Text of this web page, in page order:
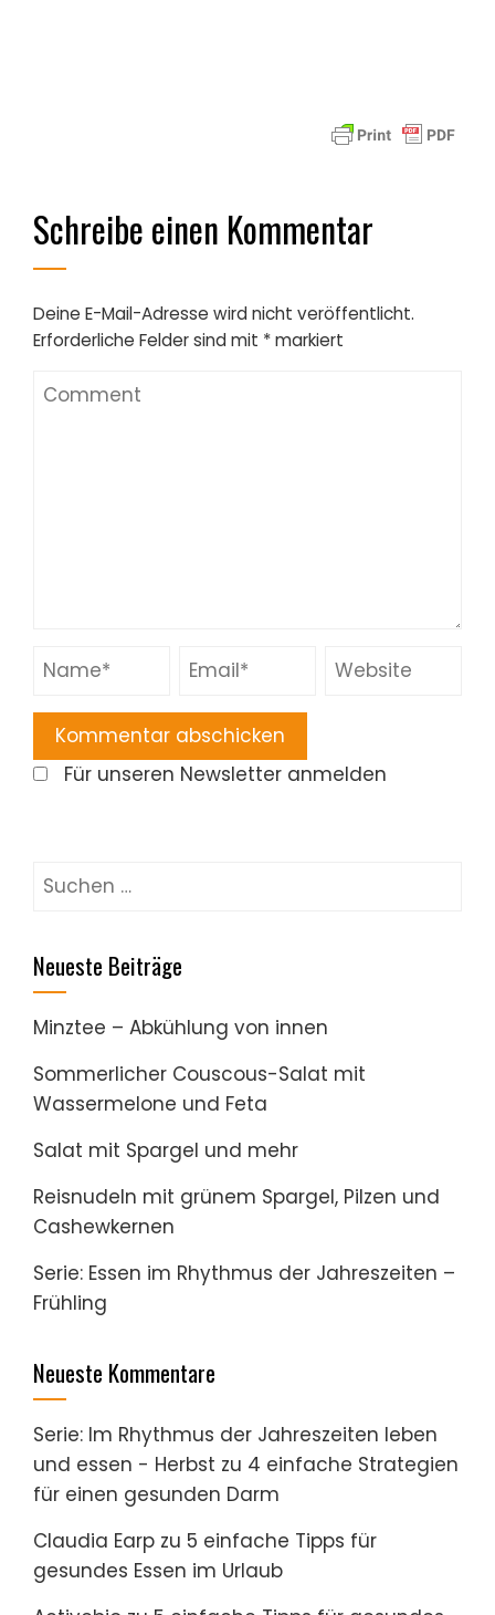
Schreibe einen Kommentar
Deine E-Mail-Adresse wird nicht veröffentlicht.
Erforderliche Felder sind mit *markiert
Für unseren Newsletter anmelden
Suchen
Neueste Beiträge
Minztee – Abkühlung von innen
Sommerlicher Couscous-Salat mit
Wassermelone und Feta
Salat mit Spargel und mehr
Reisnudeln mit grünem Spargel, Pilzen und
Cashewkernen
Serie: Essen im Rhythmus der Jahreszeiten –
Frühling
Neueste Kommentare
Serie: Im Rhythmus der Jahreszeiten leben
und essen - Herbst zu 4 einfache Strategien
für einen gesunden Darm
Claudia Earp zu 5 einfache Tipps für
gesundes Essen im Urlaub